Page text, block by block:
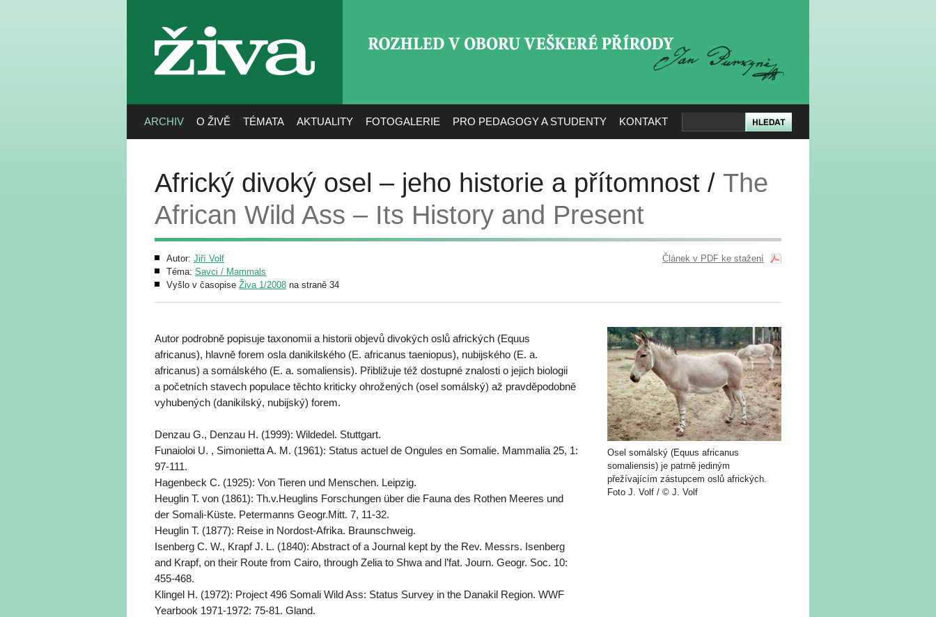
živa
ARCHIV O ŽIVĚ TÉMATA AKTUALITY FOTOGALERIE PRO PEDAGOGY A STUDENTY KONTAKT
Africký divoký osel – jeho historie a přítomnost / The
African Wild Ass – Its History and Present
Autor: Jiří Volf
Téma: Savci / Mammals
Vyšlo v časopise Živa 1/2008 na straně 34
Článek v PDF ke stažení
Autor podrobně popisuje taxonomii a historii objevů divokých oslů afrických (Equus
africanus), hlavně forem osla danikilského (E. africanus taeniopus), nubijského (E. a.
africanus) a somálského (E. a. somaliensis). Přibližuje též dostupné znalosti o jejich biologii
a početních stavech populace těchto kriticky ohrožených (osel somálský) až pravděpodobně
vyhubených (danikilský, nubijský) forem.
Denzau G., Denzau H. (1999): Wildedel. Stuttgart.
Funaioloi U. , Simonietta A. M. (1961): Status actuel de Ongules en Somalie. Mammalia 25, 1:
97-111.
Hagenbeck C. (1925): Von Tieren und Menschen. Leipzig.
Heuglin T. von (1861): Th.v.Heuglins Forschungen über die Fauna des Rothen Meeres und
der Somali-Küste. Petermanns Geogr.Mitt. 7, 11-32.
Heuglin T. (1877): Reise in Nordost-Afrika. Braunschweig.
Isenberg C. W., Krapf J. L. (1840): Abstract of a Journal kept by the Rev. Messrs. Isenberg
and Krapf, on their Route from Cairo, through Zelia to Shwa and l’fat. Journ. Geogr. Soc. 10:
455-468.
Klingel H. (1972): Project 496 Somali Wild Ass: Status Survey in the Danakil Region. WWF
Yearbook 1971-1972: 75-81. Gland.
Osel somálský (Equus africanus
somaliensis) je patrně jediným
přežívajícím zástupcem oslů afrických.
Foto J. Volf / © J. Volf